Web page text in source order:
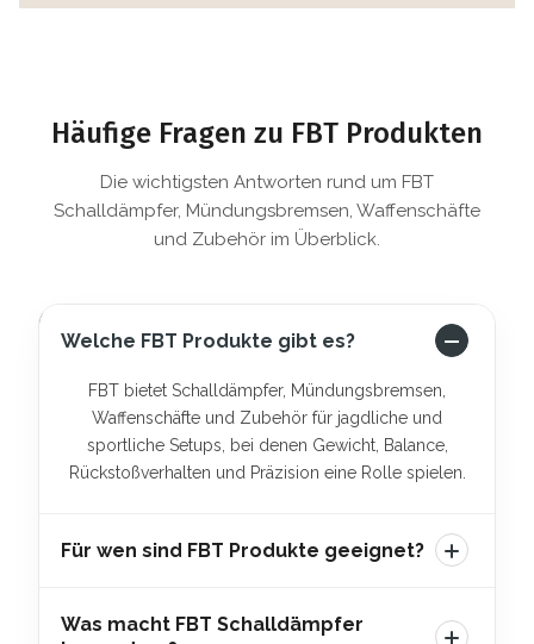
Häufige Fragen zu FBT Produkten
Die wichtigsten Antworten rund um FBT
Schalldämpfer, Mündungsbremsen, Waffenschäfte
und Zubehör im Überblick.
Welche FBT Produkte gibt es?
FBT bietet Schalldämpfer, Mündungsbremsen,
Waffenschäfte und Zubehör für jagdliche und
sportliche Setups, bei denen Gewicht, Balance,
Rückstoßverhalten und Präzision eine Rolle spielen.
Für wen sind FBT Produkte geeignet?
Präzisionsschützen, die ihre Waffe gezielt auf
Was macht FBT Schalldämpfer